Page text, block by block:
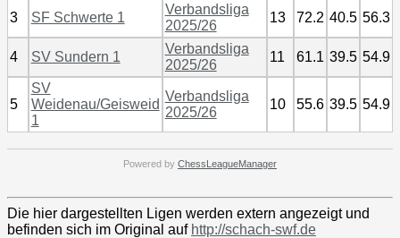
3 SF Schwerte 1
Verbandsliga
2025/26
13 72.2 40.5 56.3
4 SV Sundern 1
Verbandsliga
2025/26
11 61.1 39.5 54.9
5
SV
Weidenau/Geisweid
1
Verbandsliga
2025/26
10 55.6 39.5 54.9
Powered by ChessLeagueManager
Die hier dargestellten Ligen werden extern angezeigt und
befinden sich im Original auf http://schach-swf.de